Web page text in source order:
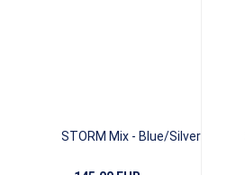
STORM Mix - Blue/Silver